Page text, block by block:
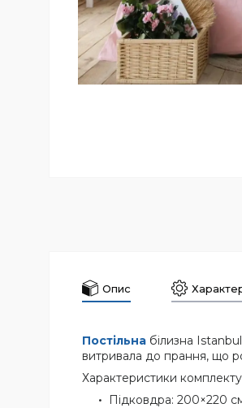
Опис
Постільна білизна
витривала до прання, що
Характеристики
Підковдра: 200×220